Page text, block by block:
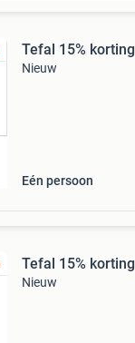
Tefal 15% korting
Nieuw
Eén persoon
Tefal 15% korting
Nieuw